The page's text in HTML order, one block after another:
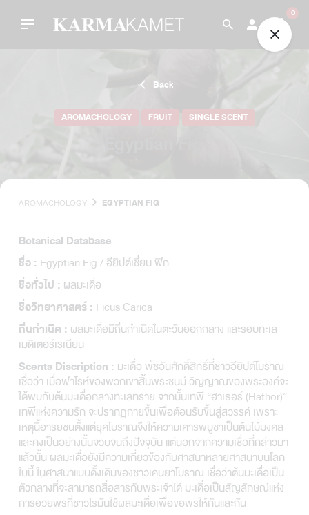
0
Back
AROMACHOLOGY FRUIT SINGLE SCENT
AROMACHOLOGY EGYPTIAN FIG
Botanical Database
ชื่อ : Egyptian Fig / อียิปต์เชี่ยน ฟิก
ชื่อทั่วไป : ผลมะเดื่อ
ชื่อวิทยาศาสตร์ : Ficus Carica
ถิ่นกำเนิด : ผลมะเดื่อมีถิ่นกำเนิดในตะวันออกกลาง และรอบทะเล
เมดิเตอร์เรเนียน
Scents Discription : มะเดื่อ พืชอันศักดิ์สิทธิ์ที่ชาวอียิปต์โบราณ
เชื่อว่า เมื่อฟาโรห์ของพวกเขาสิ้นพระชนม์ วิญญาณของพระองค์จะ
ได้พบกับต้นมะเดื่อกลางทะเลทราย จากนั้นเทพี “ฮาเธอร์ (Hathor)”
เทพีแห่งความรัก จะปรากฏกายขึ้นเพื่อต้อนรับขึ้นสู่สวรรค์ เพราะ
เหตุนี้อารยชนตั้งแต่ยุคโบราณจึงให้ความเคารพบูชาเป็นต้นไม้มงคล
และคงเป็นอย่างนั้นจวบจนถึงปัจจุบัน แต่นอกจากความเชื่อที่กล่าวมา
แล้วนั้น ผลมะเดื่อยังมีความเกี่ยวข้องกับศาสนาหลายศาสนาบนโลก
ใบนี้ ในศาสนาแบบดั้งเดิมของชาวเคนยาโบราณ เชื่อว่าต้นมะเดื่อเป็น
ตัวกลางที่จะสามารถสื่อสารกับพระเจ้าได้ มะเดื่อเป็นสัญลักษณ์แห่ง
การอวยพรที่ชาวโรมันใช้ผลมะเดื่อเพื่อขอพรให้กันและกัน